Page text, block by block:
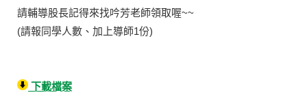
請輔導股長記得來找吟芳老師領取喔~~
(請報同學人數、加上導師1份)
下載檔案